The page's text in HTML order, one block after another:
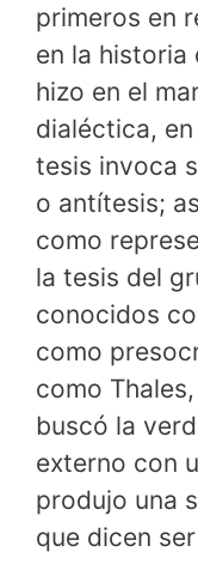
primeros en
en la historia
hizo en el
dialéctica,
tesis invoca
o antítesis;
como
la tesis del
conocidos
como
como
buscó la
externo con
produjo una
que dicen